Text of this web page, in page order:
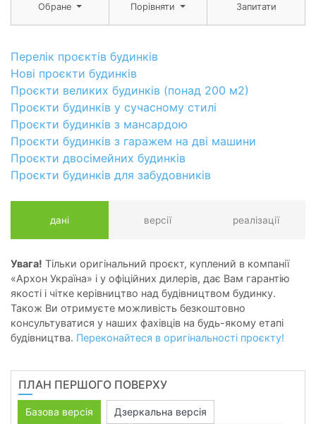
Обране Порівняти Запитати
Перелік проєктів будинків
Нові проєкти будинків
Проєкти великих будинків (понад 200 м2)
Проєкти будинків у сучасному стилі
Проєкти будинків з мансардою
Проєкти будинків з гаражем на дві машини
Проєкти двосімейних будинків
Проєкти будинків для забудовників
дані версії реалізації
Увага! Тільки оригінальний проєкт, куплений в компанії
«Архон Україна» і у офіційних дилерів, дає Вам гарантію
якості і чітке керівництво над будівництвом будинку.
Також Ви отримуєте можливість безкоштовно
консультуватися у наших фахівців на будь-якому етапі
будівництва. Переконайтеся в оригінальності проєкту!
ПЛАН ПЕРШОГО ПОВЕРХУ
Базова версія
Дзеркальна версія